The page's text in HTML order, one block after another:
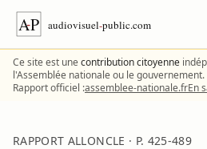
Aller au contenu
Ce site est unecontribution citoyenne
l'Assemblée nationale ou le gouvernement.
Rapport officiel :assemblee-nationale.frEn
RAPPORT ALLONCLE · P. 425-489